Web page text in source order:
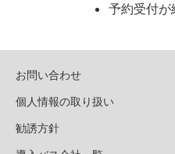
予約受付が
お問い合わせ
個人情報の取り扱い
勧誘方針